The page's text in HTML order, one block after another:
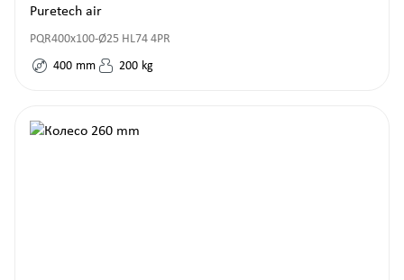
Puretech air
PQR400x100-Ø25 HL74 4PR
400 mm 200 kg